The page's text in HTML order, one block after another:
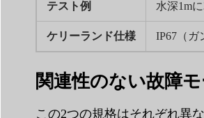
テスト例 水深1m
ケリーランド仕様 IP67（ガ
関連性のない故障
この2つの規格はそれぞれ異